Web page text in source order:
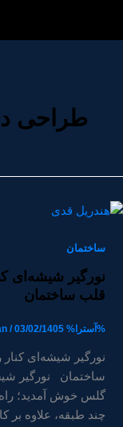
طراحی
ساختمان
نورگیر شیشه‌ای
قلب ساختمان
%آسترا% /03/02/1405
نورگیر شیشه‌ای کنار
ساختمان نورگیر
گلس خوش آمدید؛
چند طبقه، علاوه بر